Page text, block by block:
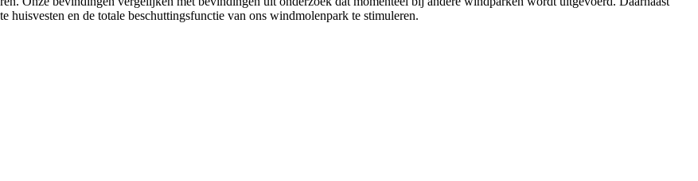
huisvesten en de totale beschuttingsfunctie van ons windmolenpark te stimuleren.